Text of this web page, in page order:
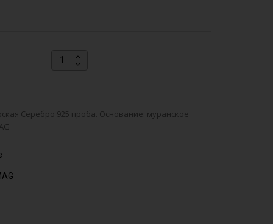
Серебро 925 проба. Основание: муранское